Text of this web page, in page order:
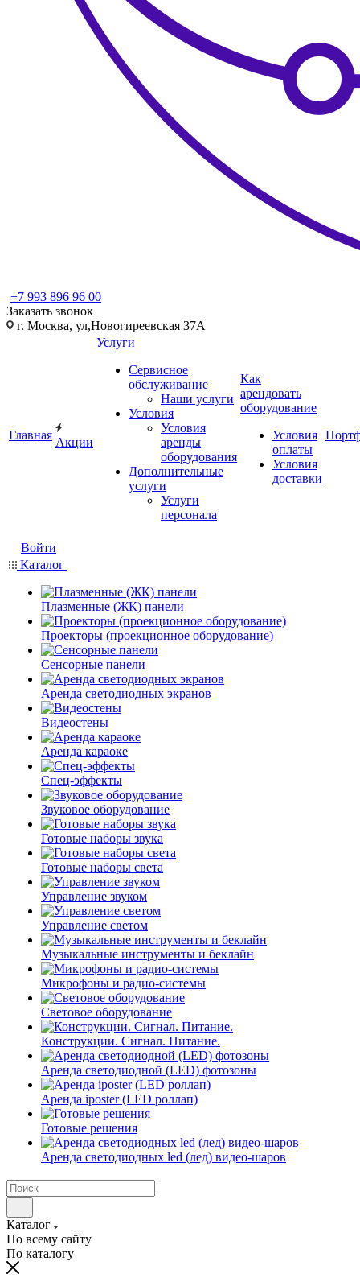
+7 993 896 96 00
Заказать звонок
г. Москва, ул,Новогиреевская 37А
Главная
Акции
Услуги
Сервисное
обслуживание
Наши услуги
Условия
Условия
аренды
оборудования
Дополнительные
услуги
Услуги
персонала
Как
арендовать
оборудование
Условия
оплаты
Условия
доставки
Войти
Каталог
Плазменные (ЖК) панели
Проекторы (проекционное оборудование)
Сенсорные панели
Аренда светодиодных экранов
Видеостены
Аренда караоке
Спец-эффекты
Звуковое оборудование
Готовые наборы звука
Готовые наборы света
Управление звуком
Управление светом
Музыкальные инструменты и беклайн
Микрофоны и радио-системы
Световое оборудование
Конструкции. Сигнал. Питание.
Аренда светодиодной (LED) фотозоны
Аренда iposter (LED роллап)
Готовые решения
Аренда светодиодных led (лед) видео-шаров
Каталог
По всему сайту
По каталогу